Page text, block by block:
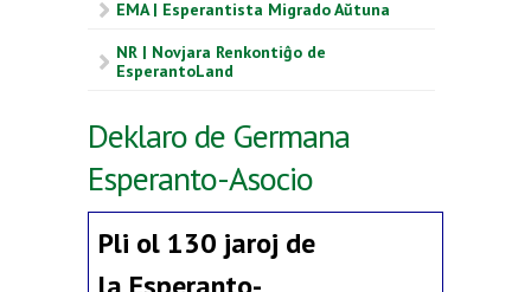
EMA | Esperantista Migrado Aŭtuna
NR | Novjara Renkontiĝo de
EsperantoLand
Deklaro de Germana
Esperanto-Asocio
Pli ol 130 jaroj de